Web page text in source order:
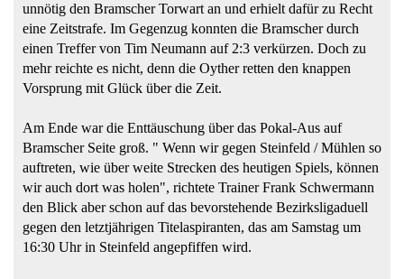
unnötig den Bramscher Torwart an und erhielt dafür zu Recht
eine Zeitstrafe. Im Gegenzug konnten die Bramscher durch
einen Treffer von Tim Neumann auf 2:3 verkürzen. Doch zu
mehr reichte es nicht, denn die Oyther retten den knappen
Vorsprung mit Glück über die Zeit.
Am Ende war die Enttäuschung über das Pokal-Aus auf
Bramscher Seite groß. " Wenn wir gegen Steinfeld / Mühlen so
auftreten, wie über weite Strecken des heutigen Spiels, können
wir auch dort was holen", richtete Trainer Frank Schwermann
den Blick aber schon auf das bevorstehende Bezirksligaduell
gegen den letztjährigen Titelaspiranten, das am Samstag um
16:30 Uhr in Steinfeld angepfiffen wird.